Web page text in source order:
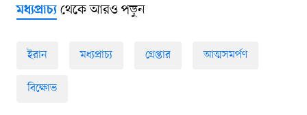
মধ্যপ্রাচ্যথেকে আরও পড়ুন
ইরান মধ্যপ্রাচ্য গ্রেপ্তার আত্মসমর্পণ
বিক্ষোভ